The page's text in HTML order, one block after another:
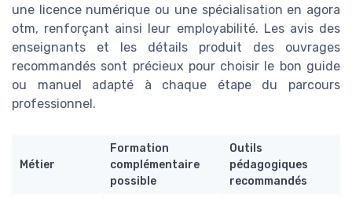
une licence numérique ou une spécialisation en agora
otm, renforçant ainsi leur employabilité. Les avis des
enseignants et les détails produit des ouvrages
recommandés sont précieux pour choisir le bon guide
ou manuel adapté à chaque étape du parcours
professionnel.
Métier
Formation
complémentaire
possible
Outils
pédagogiques
recommandés